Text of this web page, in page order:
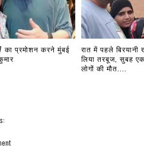
का प्रमोशन करने मुंबई
रात में पहले बिरयानी
लिया तरबूज, सुबह
लोगों की मौत....